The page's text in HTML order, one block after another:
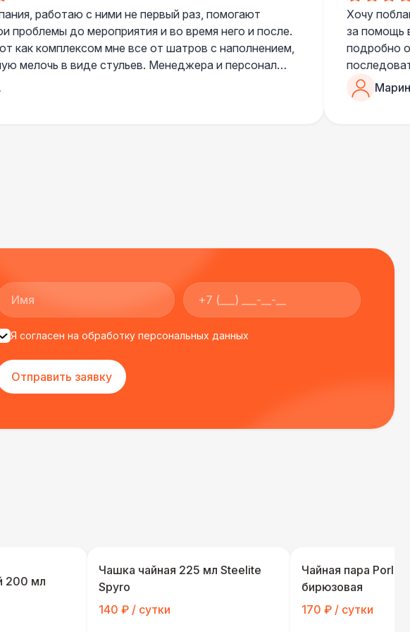
работаю с ними не первый раз, помогают
проблемы до мероприятия и во время него и после.
как комплексом мне все от шатров с наполнением,
мелочь в виде стульев. Менеджера и персонал
честный всегда подскажут что лучше взять и
праздник. Очень люблю работать именно с ними,
Хочу
за помощь
подробно
Романом,
«Рука с
Я согласен на обработку персональных данных
Отправить заявку
200 мл
Чашка чайная 225 мл Steelite
Spyro
140 ₽ / сутки
Чайная пара
бирюзовая
170 ₽ / сутки